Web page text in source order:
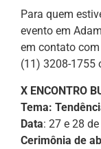
Para quem
evento em
em contato
(11) 3208-1755
X ENCONTRO
Tema:
Data: 27 e 28
Cerimônia de